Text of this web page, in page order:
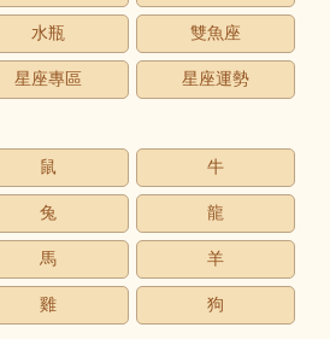
水瓶 雙魚座
星座專區 星座運勢
鼠 牛
兔 龍
馬 羊
雞 狗